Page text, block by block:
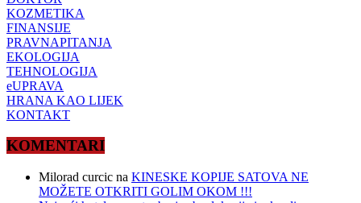
KOZMETIKA
FINANSIJE
PRAVNAPITANJA
EKOLOGIJA
TEHNOLOGIJA
eUPRAVA
HRANA KAO LIJEK
KONTAKT
KOMENTARI
Milorad curcic na KINESKE KOPIJE SATOVA NE
MOŽETE OTKRITI GOLIM OKOM !!!